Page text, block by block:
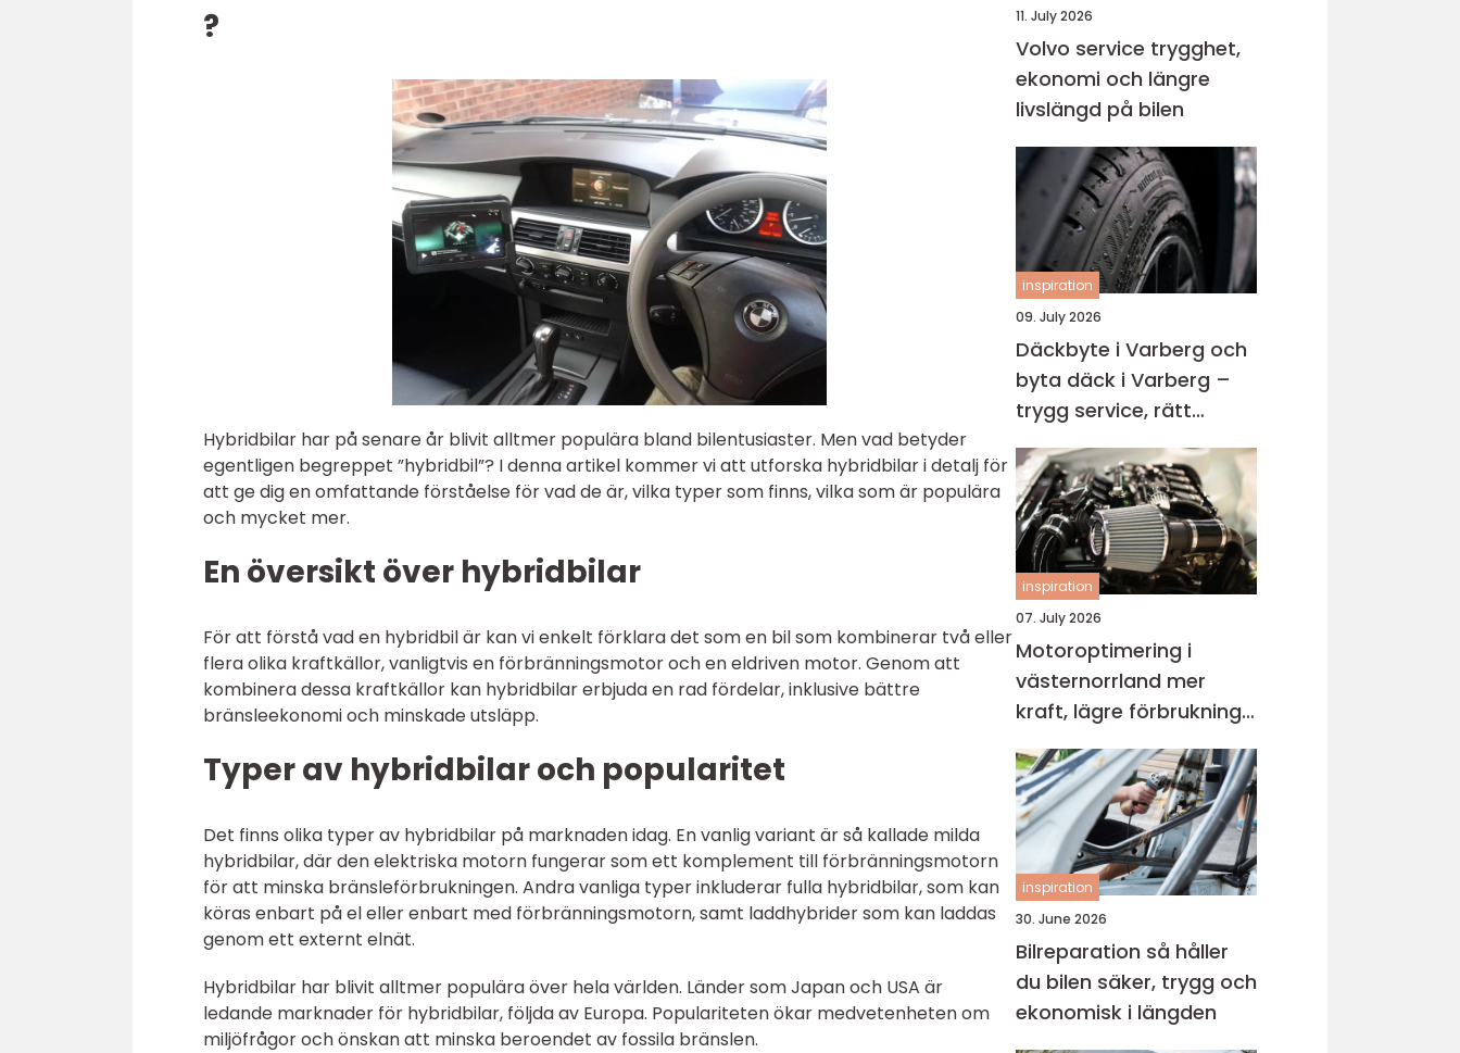
?
Hybridbilar har på senare år blivit alltmer populära bland bilentusiaster. Men vad betyder
egentligen begreppet ”hybridbil”? I denna artikel kommer vi att utforska hybridbilar i detalj för
att ge dig en omfattande förståelse för vad de är, vilka typer som finns, vilka som är populära
och mycket mer.
En översikt över hybridbilar
För att förstå vad en hybridbil är kan vi enkelt förklara det som en bil som kombinerar två eller
flera olika kraftkällor, vanligtvis en förbränningsmotor och en eldriven motor. Genom att
kombinera dessa kraftkällor kan hybridbilar erbjuda en rad fördelar, inklusive bättre
bränsleekonomi och minskade utsläpp.
Typer av hybridbilar och popularitet
Det finns olika typer av hybridbilar på marknaden idag. En vanlig variant är så kallade milda
hybridbilar, där den elektriska motorn fungerar som ett komplement till förbränningsmotorn
för att minska bränsleförbrukningen. Andra vanliga typer inkluderar fulla hybridbilar, som kan
köras enbart på el eller enbart med förbränningsmotorn, samt laddhybrider som kan laddas
genom ett externt elnät.
Hybridbilar har blivit alltmer populära över hela världen. Länder som Japan och USA är
ledande marknader för hybridbilar, följda av Europa. Populariteten ökar medvetenheten om
miljöfrågor och önskan att minska beroendet av fossila bränslen.
11. July 2026
Volvo service trygghet,
ekonomi och längre
livslängd på bilen
inspiration
09. July 2026
Däckbyte i Varberg och
byta däck i Varberg –
trygg service, rätt
timing och bättre
körning
inspiration
07. July 2026
Motoroptimering i
västernorrland mer
kraft, lägre förbrukning
och roligare körning
inspiration
30. June 2026
Bilreparation så håller
du bilen säker, trygg och
ekonomisk i längden